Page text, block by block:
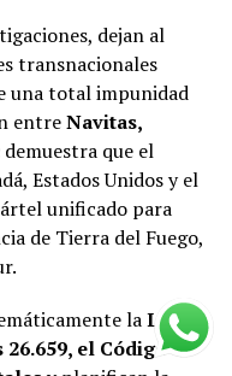
dejan al
transnacionales
una total impunidad
entreNavitas,
demuestra que el
Estados Unidos y el
unificado para
de Tierra del Fuego,
laLey de
el Código